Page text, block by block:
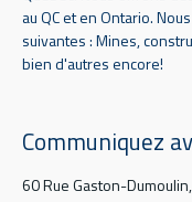
au QC et en Ontario.
suivantes : Mines,
bien d'autres encore!
Communiquez
60 Rue Gaston-